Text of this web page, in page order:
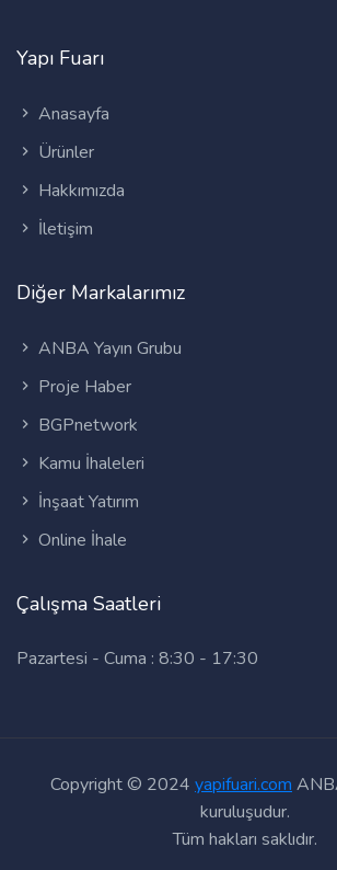
Yapı Fuarı
Anasayfa
Ürünler
Hakkımızda
İletişim
Diğer Markalarımız
ANBA Yayın Grubu
Proje Haber
BGPnetwork
Kamu İhaleleri
İnşaat Yatırım
Online İhale
Çalışma Saatleri
Pazartesi - Cuma : 8:30 - 17:30
Copyright © 2024 yapifuari.com
kuruluşudur.
Tüm hakları saklıdır.